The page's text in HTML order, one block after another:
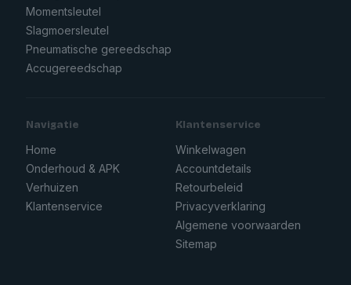
Momentsleutel
Slagmoersleutel
Pneumatische gereedschap
Accugereedschap
Navigatie
Home
Onderhoud & APK
Verhuizen
Klantenservice
Klantenservice
Winkelwagen
Accountdetails
Retourbeleid
Privacyverklaring
Algemene voorwaarden
Sitemap